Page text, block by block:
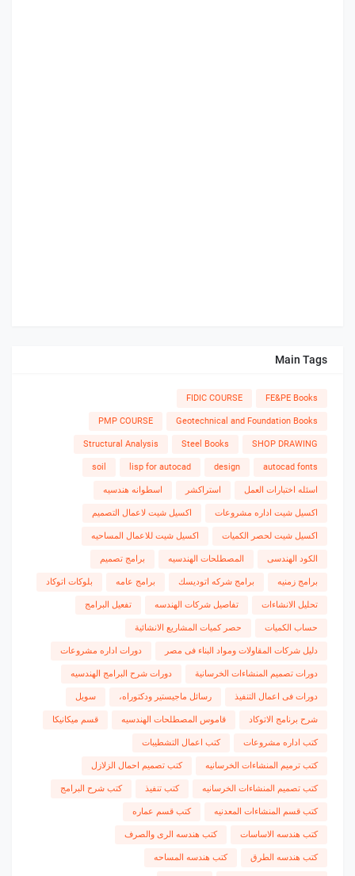
Main Tags
FE&PE Books
FIDIC COURSE
Geotechnical and Foundation Books
PMP COURSE
SHOP DRAWING
Steel Books
Structural Analysis
autocad fonts
design
lisp for autocad
soil
اسئله اختبارات العمل استراكشر اسطوانه هندسيه
اكسيل شيت اداره مشروعات اكسيل شيت لاعمال التصميم
اكسيل شيت لحصر الكميات اكسيل شيت للاعمال المساحيه
الكود الهندسى المصطلحات الهندسيه برامج تصميم
برامج زمنيه برامج شركه اتوديسك برامج عامه بلوكات اتوكاد
تحليل الانشاءات تفاصيل شركات الهندسه تفعيل البرامج
حساب الكميات حصر كميات المشاريع الانشائية
دليل شركات المقاولات ومواد البناء فى مصر دورات اداره مشروعات
دورات تصميم المنشاءات الخرسانية دورات شرح البرامج الهندسيه
دورات فى اعمال التنفيذ رسائل ماجيستير ودكتوراه، سويل
شرح برنامج الاتوكاد قاموس المصطلحات الهندسيه قسم ميكانيكا
كتب اداره مشروعات كتب اعمال التشطيبات
كتب ترميم المنشاءات الخرسانيه كتب تصميم احمال الزلازل
كتب تصميم المنشاءات الخرسانيه كتب تنفيذ كتب شرح البرامج
كتب قسم المنشاءات المعدنيه كتب قسم عماره
كتب هندسه الاساسات كتب هندسه الرى والصرف
كتب هندسه الطرق كتب هندسه المساحه